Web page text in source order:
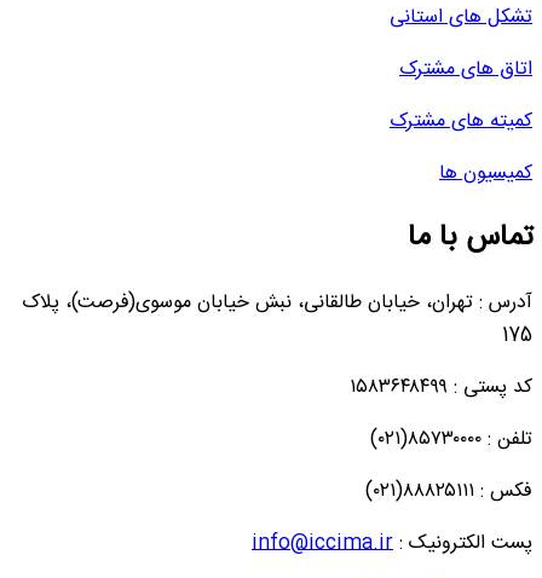
تشکل های استانی
اتاق های مشترک
کمیته های مشترک
کمیسیون ها
تماس با ما
آدرس : تهران، خیابان طالقانی، نبش خیابان موسوی(فرصت)، پلاک
175
کد پستی : ۱۵۸۳۶۴۸۴۹۹
تلفن : ۸۵۷۳۰۰۰۰(۰۲۱)
فکس : ۸۸۸۲۵۱۱۱(۰۲۱)
پست الکترونیک :info@iccima.ir